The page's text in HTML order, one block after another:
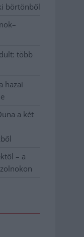
börtönből
több
hazai
a két
– a